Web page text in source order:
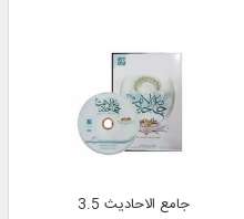
جامع الاحادیث 3.5